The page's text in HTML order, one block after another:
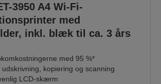
3950 A4 Wi-Fi-
med
inkl. blæk til ca. 3 års
med 95 %*
udskrivning, kopiering og scanning
LCD-skærm